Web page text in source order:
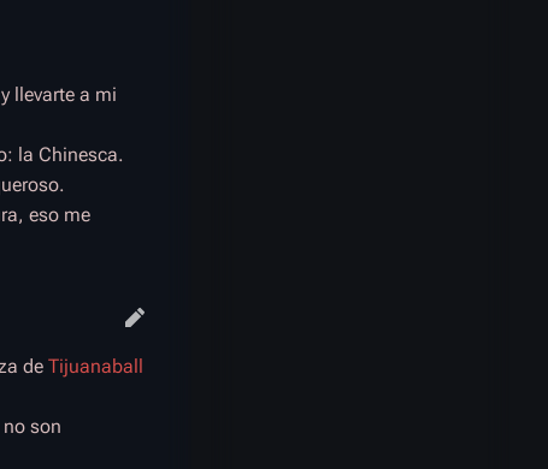
llevarte a mi
la Chinesca.
eso me
de Tijuanaball
son